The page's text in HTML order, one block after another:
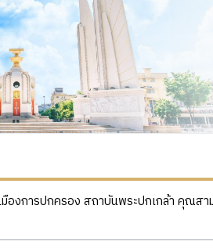
งการปกครอง สถาบันพระปกเกล้า คุณสา